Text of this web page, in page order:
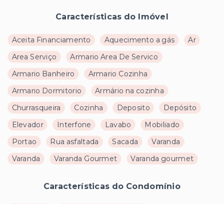
Características do Imóvel
Aceita Financiamento Aquecimento a gás
Ar
Area Serviço
Armario Area De Servico
Armario Banheiro
Armario Cozinha
Armario Dormitorio
Armário na cozinha
Churrasqueira
Cozinha Deposito
Depósito
Elevador
Interfone Lavabo
Mobiliado
Portao
Rua asfaltada Sacada
Varanda
Varanda
Varanda Gourmet Varanda gourmet
Características do Condomínio